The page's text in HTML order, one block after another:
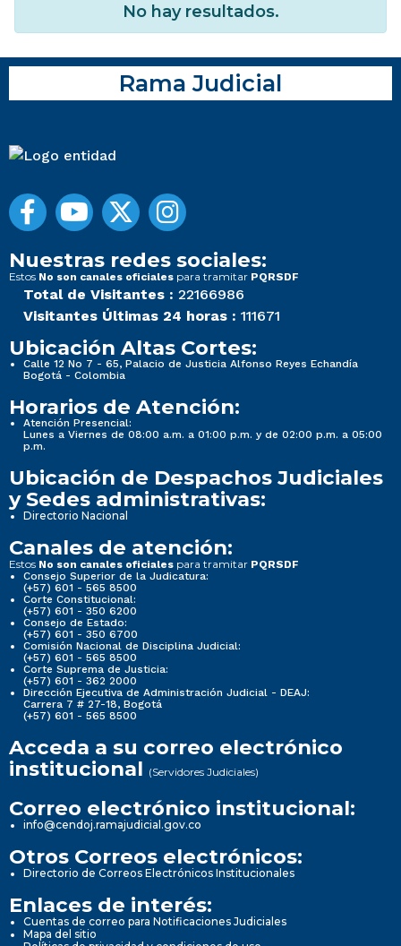
No hay resultados.
Rama Judicial
Nuestras redes sociales:
Estos No son canales oficiales para tramitar PQRSDF
Total de Visitantes : 22166986
Visitantes Últimas 24 horas : 111671
Ubicación Altas Cortes:
Calle 12 No 7 - 65, Palacio de Justicia Alfonso Reyes Echandía
Bogotá - Colombia
Horarios de Atención:
Atención Presencial:
Lunes a Viernes de 08:00 a.m. a 01:00 p.m. y de 02:00 p.m. a 05:00
p.m.
Ubicación de Despachos Judiciales
y Sedes administrativas:
Directorio Nacional
Canales de atención:
Estos No son canales oficiales para tramitar PQRSDF
Consejo Superior de la Judicatura:
(+57) 601 - 565 8500
Corte Constitucional:
(+57) 601 - 350 6200
Consejo de Estado:
(+57) 601 - 350 6700
Comisión Nacional de Disciplina Judicial:
(+57) 601 - 565 8500
Corte Suprema de Justicia:
(+57) 601 - 362 2000
Dirección Ejecutiva de Administración Judicial - DEAJ:
Carrera 7 # 27-18, Bogotá
(+57) 601 - 565 8500
Acceda a su correo electrónico
institucional (Servidores Judiciales)
Correo electrónico institucional:
info@cendoj.ramajudicial.gov.co
Otros Correos electrónicos:
Directorio de Correos Electrónicos Institucionales
Enlaces de interés:
Cuentas de correo para Notificaciones Judiciales
Mapa del sitio